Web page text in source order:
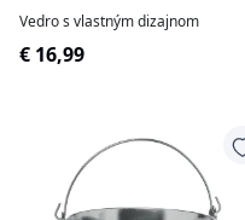
Vedro s vlastným dizajnom
€ 16,99